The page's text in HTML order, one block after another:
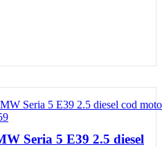
Seria 5 E39 2.5 diesel